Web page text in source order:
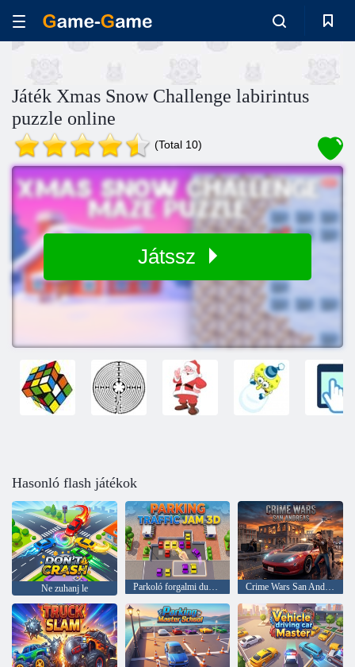
Játék Xmas Snow Challenge labirintus
puzzle online
(Total 10)
Játssz
Hasonló flash játékok
Ne zuhanj le Parkoló forgalmi dugó 3D Crime Wars San Andreas